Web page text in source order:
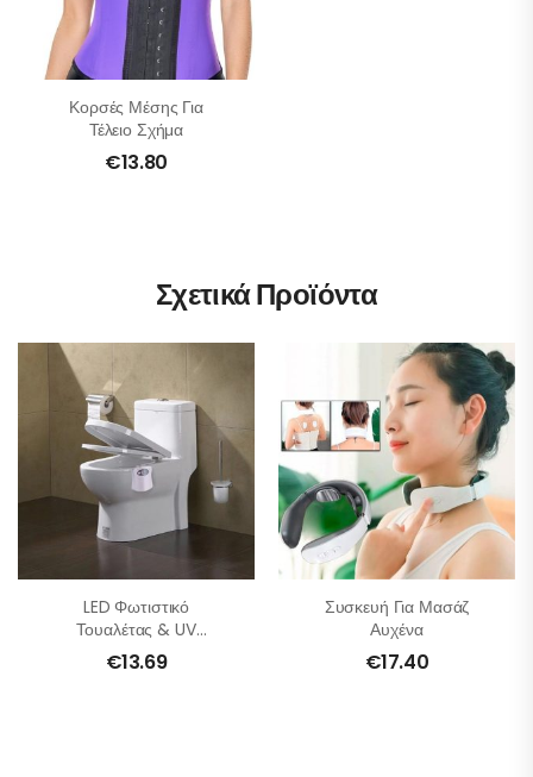
Κορσές Μέσης Για
Τέλειο Σχήμα
€13.80
Σχετικά Προϊόντα
LED Φωτιστικό
Τουαλέτας & UV
Απολύμανση Λεκάνης
€13.69
Συσκευή Για Μασάζ
Αυχένα
€17.40